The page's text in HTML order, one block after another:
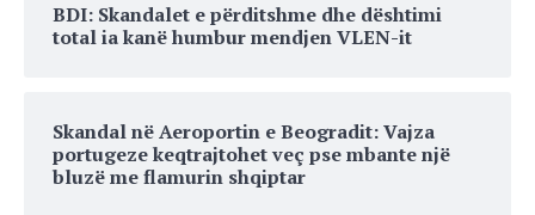
BDI: Skandalet e përditshme dhe dështimi
total ia kanë humbur mendjen VLEN-it
Skandal në Aeroportin e Beogradit: Vajza
portugeze keqtrajtohet veç pse mbante një
bluzë me flamurin shqiptar